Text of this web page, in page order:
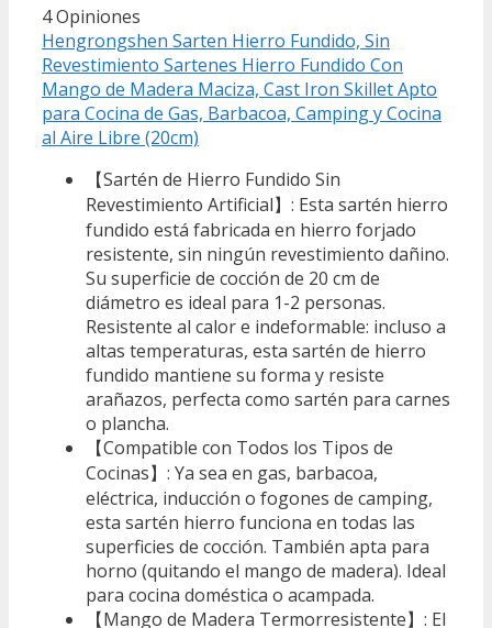
4 Opiniones
Hengrongshen Sarten Hierro Fundido, Sin
Revestimiento Sartenes Hierro Fundido Con
Mango de Madera Maciza, Cast Iron Skillet Apto
para Cocina de Gas, Barbacoa, Camping y Cocina
al Aire Libre (20cm)
【Sartén de Hierro Fundido Sin
Revestimiento Artificial】: Esta sartén hierro
fundido está fabricada en hierro forjado
resistente, sin ningún revestimiento dañino.
Su superficie de cocción de 20 cm de
diámetro es ideal para 1-2 personas.
Resistente al calor e indeformable: incluso a
altas temperaturas, esta sartén de hierro
fundido mantiene su forma y resiste
arañazos, perfecta como sartén para carnes
o plancha.
【Compatible con Todos los Tipos de
Cocinas】: Ya sea en gas, barbacoa,
eléctrica, inducción o fogones de camping,
esta sartén hierro funciona en todas las
superficies de cocción. También apta para
horno (quitando el mango de madera). Ideal
para cocina doméstica o acampada.
【Mango de Madera Termorresistente】: El